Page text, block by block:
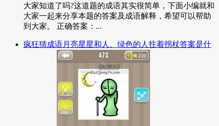
大家知道了吗?这道题的成语其实很简单，下面小编就和
大家一起来分享本题的答案及成语解释，希望可以帮助
到大家。 正确答案：...
疯狂猜成语月亮星星和人、绿色的人拄着拐杖答案是什